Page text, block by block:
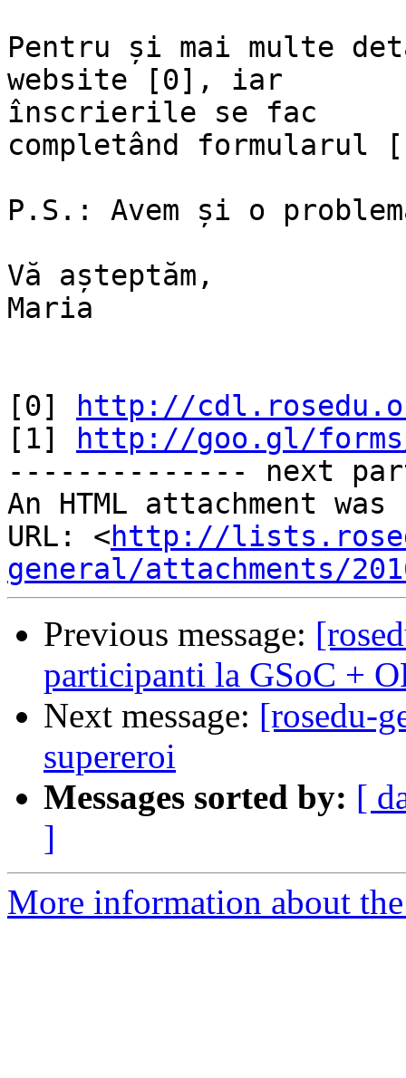
Pentru și mai multe
website [0], iar
înscrierile se fac
completând formularul
P.S.: Avem și o
Vă așteptăm,
Maria
[0]
http://
[1]
http://goo.gl/forms/
-------------- next
An HTML attachment
URL: <http://
general/attachments/
Previous message:
participanti la GSoC +
Next message: [rosedu-
supereroi
Messages sorted by: [
]
More information about